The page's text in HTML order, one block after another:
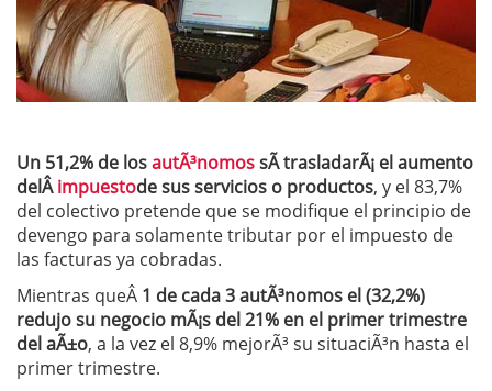
Un 51,2% de losautÃ³nomossÃ­ trasladarÃ¡ el aumento
delÂimpuestode sus servicios o productos, y el 83,7%
del colectivo pretende que se modifique el principio de
devengo para solamente tributar por el impuesto de
las facturas ya cobradas.
Mientras queÂ 1 de cada 3 autÃ³nomos el (32,2%)
redujo su negocio mÃ¡s del 21% en el primer trimestre
del aÃ±o, a la vez el 8,9% mejorÃ³ su situaciÃ³n hasta el
primer trimestre.